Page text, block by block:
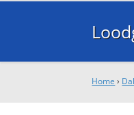
Home ›